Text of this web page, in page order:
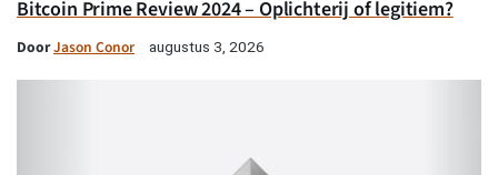
Bitcoin Prime Review 2024 – Oplichterij of legitiem?
DoorJason Conor augustus 3, 2026